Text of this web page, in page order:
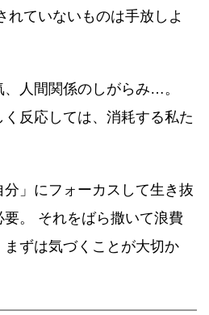
れていないものは手放しよ
人間関係のしがらみ…。
反応しては、消耗する私た
」にフォーカスして生き抜
要。 それをばら撒いて浪費
まずは気づくことが大切か